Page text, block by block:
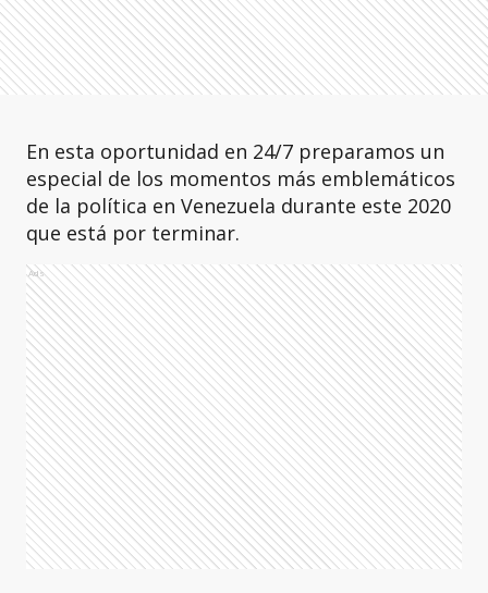
En esta oportunidad en 24/7 preparamos un
especial de los momentos más emblemáticos
de la política en Venezuela durante este 2020
que está por terminar.
Ads